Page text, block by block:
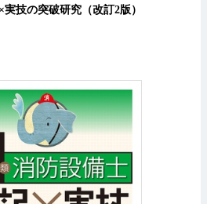
技の突破研究（改訂2版）